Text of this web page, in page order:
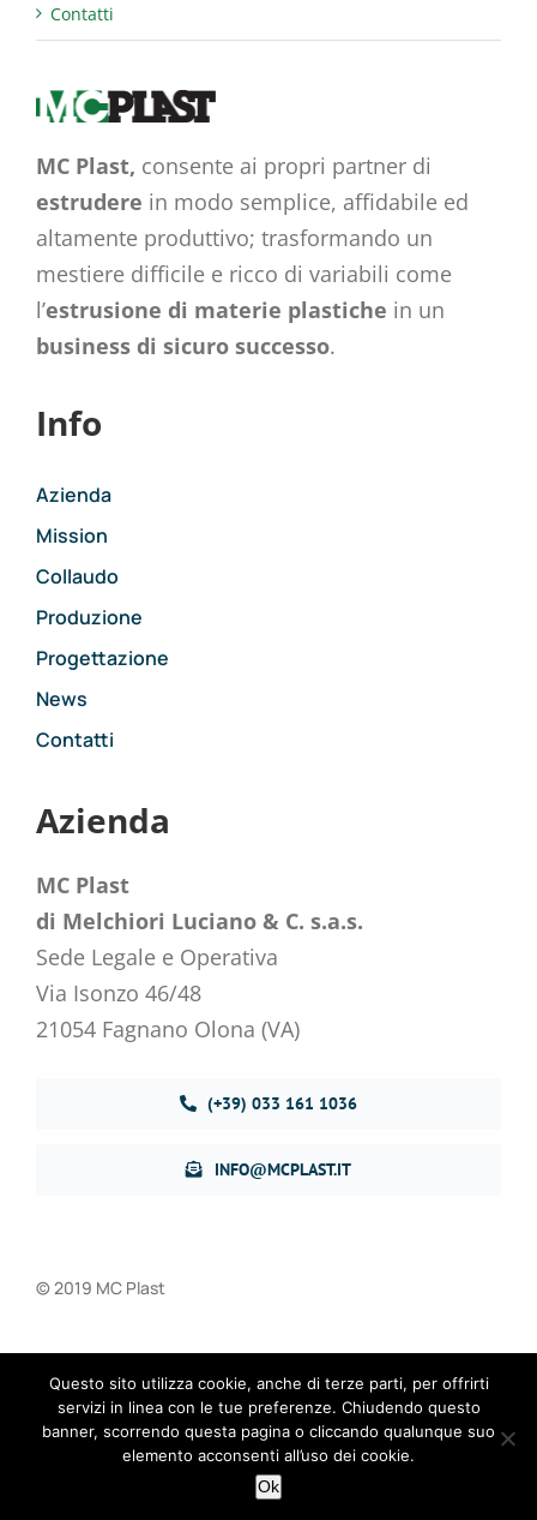
Contatti
MC Plast, consente ai propri partner di
estrudere in modo semplice, affidabile ed
altamente produttivo; trasformando un
mestiere difficile e ricco di variabili come
l’estrusione di materie plastiche in un
business di sicuro successo.
Info
Azienda
Mission
Collaudo
Produzione
Progettazione
News
Contatti
Azienda
MC Plast
di Melchiori Luciano & C. s.a.s.
Sede Legale e Operativa
Via Isonzo 46/48
21054 Fagnano Olona (VA)
(+39) 033 161 1036
INFO@MCPLAST.IT
© 2019 MC Plast
Privacy Policy –Cookie Policy
Questo sito utilizza cookie, anche di terze parti, per offrirti
servizi in linea con le tue preferenze. Chiudendo questo
banner, scorrendo questa pagina o cliccando qualunque suo
elemento acconsenti all’uso dei cookie.
Ok